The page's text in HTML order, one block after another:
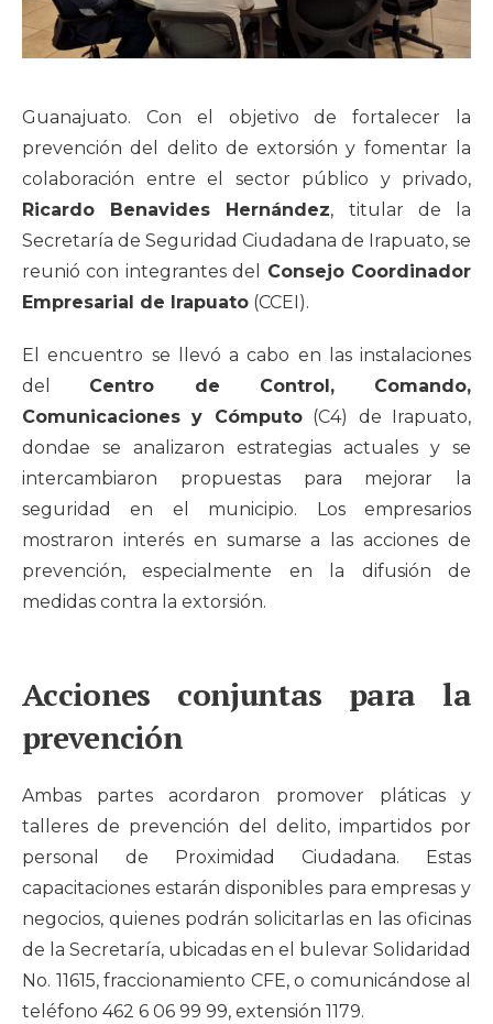
Guanajuato. Con el objetivo de fortalecer la
prevención del delito de extorsión y fomentar la
colaboración entre el sector público y privado,
Ricardo Benavides Hernández, titular de la
Secretaría de Seguridad Ciudadana de Irapuato, se
reunió con integrantes del Consejo Coordinador
Empresarial de Irapuato (CCEI).
El encuentro se llevó a cabo en las instalaciones
del Centro de Control, Comando,
Comunicaciones y Cómputo(C4) de Irapuato,
dondae se analizaron estrategias actuales y se
intercambiaron propuestas para mejorar la
seguridad en el municipio. Los empresarios
mostraron interés en sumarse a las acciones de
prevención, especialmente en la difusión de
medidas contra la extorsión.
Acciones conjuntas para la
prevención
Ambas partes acordaron promover pláticas y
talleres de prevención del delito, impartidos por
personal de Proximidad Ciudadana. Estas
capacitaciones estarán disponibles para empresas y
negocios, quienes podrán solicitarlas en las oficinas
de la Secretaría, ubicadas en el bulevar Solidaridad
No. 11615, fraccionamiento CFE, o comunicándose al
teléfono 462 6 06 99 99, extensión 1179.